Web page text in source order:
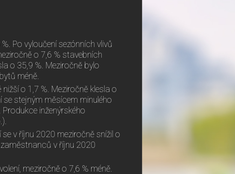
Po vyloučení sezónních vlivů
o 7,6 % stavebních
o 35,9 %. Meziročně bylo
méně.
o 1,7 %. Meziročně klesla o
se stejným měsícem minulého
inženýrského
v říjnu 2020 meziročně snížil o
v říjnu 2020
meziročně o 7,6 % méně.